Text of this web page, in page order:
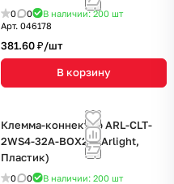
0 0 В наличии: 200 шт
Арт. 046178
381.60 ₽/шт
В корзину
Клемма-коннектор ARL-CLT-
2WS4-32A-BOX20 (Arlight,
Пластик)
0 0 В наличии: 200 шт